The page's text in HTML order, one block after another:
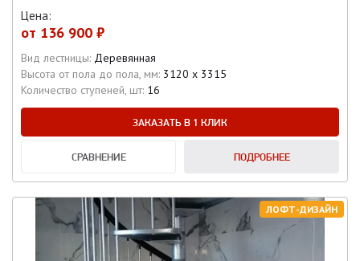
Цена:
от 136 900 ₽
Вид лестницы: Деревянная
Высота от пола до пола, мм: 3120 х 3315
Количество ступеней, шт: 16
ЗАКАЗАТЬ В 1 КЛИК
СРАВНЕНИЕ ПОДРОБНЕЕ
ЛОФТ-ДИЗАЙН